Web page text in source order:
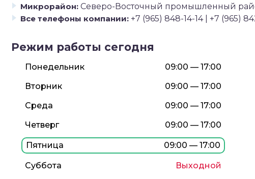
Микрорайон: Северо-Восточный промышленный
Все телефоны компании: +7 (965) 848-14-14 | +7 (965)
Режим работы сегодня
Понедельник
09:00 — 17:00
Вторник
09:00 — 17:00
Среда
09:00 — 17:00
Четверг
09:00 — 17:00
Пятница 09:00 — 17:00
Суббота
Выходной